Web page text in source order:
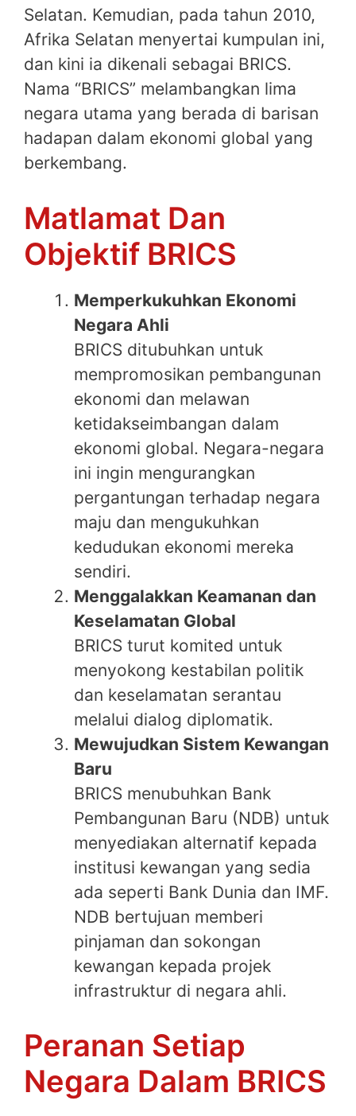
Selatan. Kemudian, pada tahun 2010,
Afrika Selatan menyertai kumpulan ini,
dan kini ia dikenali sebagai BRICS.
Nama “BRICS” melambangkan lima
negara utama yang berada di barisan
hadapan dalam ekonomi global yang
berkembang.
Matlamat Dan
Objektif BRICS
Memperkukuhkan Ekonomi
Negara Ahli
BRICS ditubuhkan untuk
mempromosikan pembangunan
ekonomi dan melawan
ketidakseimbangan dalam
ekonomi global. Negara-negara
ini ingin mengurangkan
pergantungan terhadap negara
maju dan mengukuhkan
kedudukan ekonomi mereka
sendiri.
Menggalakkan Keamanan dan
Keselamatan Global
BRICS turut komited untuk
menyokong kestabilan politik
dan keselamatan serantau
melalui dialog diplomatik.
Mewujudkan Sistem Kewangan
Baru
BRICS menubuhkan Bank
Pembangunan Baru (NDB) untuk
menyediakan alternatif kepada
institusi kewangan yang sedia
ada seperti Bank Dunia dan IMF.
NDB bertujuan memberi
pinjaman dan sokongan
kewangan kepada projek
infrastruktur di negara ahli.
Peranan Setiap
Negara Dalam BRICS